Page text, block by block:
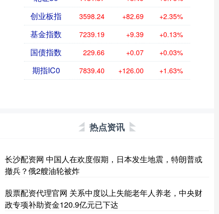
创业板指 3598.24 +82.69 +2.35%
基金指数 7239.19 +9.39 +0.13%
国债指数 229.66 +0.07 +0.03%
期指IC0 7839.40 +126.00 +1.63%
热点资讯
长沙配资网 中国人在欢度假期，日本发生地震，特朗普或
撤兵？俄2艘油轮被炸
股票配资代理官网 关系中度以上失能老年人养老，中央财
政专项补助资金120.9亿元已下达